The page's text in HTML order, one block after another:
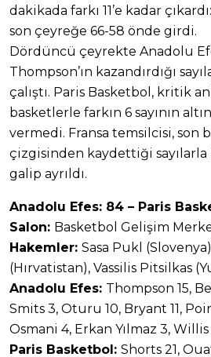
dakikada farkı 11’e kadar
son çeyreğe 66-58 önde girdi.
Dördüncü çeyrekte Anadolu
Thompson’ın kazandırdığı
çalıştı. Paris Basketbol, kritik
basketlerle farkın 6 sayının
vermedi. Fransa temsilcisi, son
çizgisinden kaydettiği sayılarla
galip ayrıldı.
Anadolu Efes: 84 – Paris
Salon: Basketbol Gelişim
Hakemler: Sasa Pukl
(Hırvatistan), Vassilis Pitsilkas
Anadolu Efes: Thompson 15,
Smits 3, Oturu 10, Bryant 11,
Osmani 4, Erkan Yılmaz 3,
Paris Basketbol: Shorts 21,